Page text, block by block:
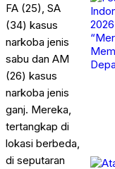
FA (25), SA
(34) kasus
narkoba jenis
sabu dan AM
(26) kasus
narkoba jenis
ganj. Mereka,
tertangkap di
lokasi berbeda,
di seputaran